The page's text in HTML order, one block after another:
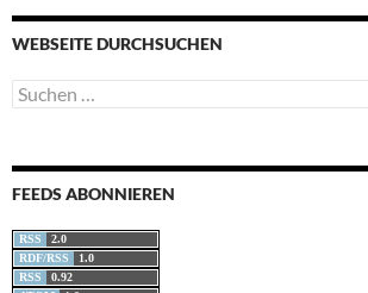
WEBSEITE DURCHSUCHEN
Suchen
nach:
FEEDS ABONNIEREN
RSS
2.0
RDF/RSS
1.0
RSS
0.92